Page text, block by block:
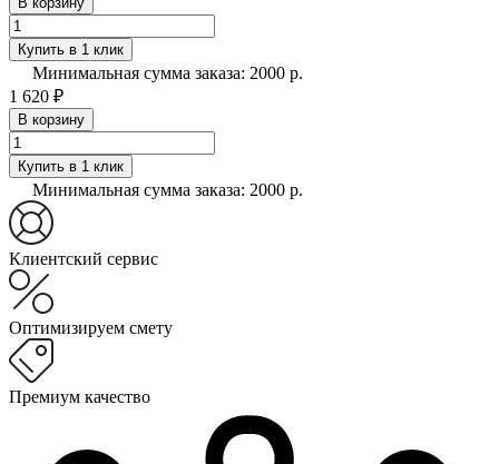
Купить в 1 клик
Минимальная сумма заказа: 2000 р.
1 620 ₽
В корзину
Купить в 1 клик
Минимальная сумма заказа: 2000 р.
Клиентский сервис
Оптимизируем смету
Премиум качество